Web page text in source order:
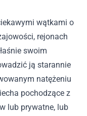
wątkami o
rejonach
swoim
ją starannie
natężeniu
pochodzące z
lub prywatne, lub